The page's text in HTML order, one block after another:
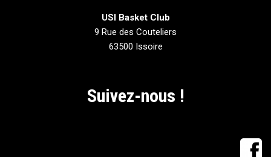
USI Basket Club
9 Rue des Couteliers
63500 Issoire
Suivez-nous !